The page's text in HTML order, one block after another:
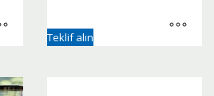
Teklif alın